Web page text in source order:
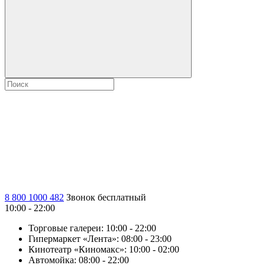
8 800 1000 482 Звонок бесплатный
10:00 - 22:00
Торговые галереи: 10:00 - 22:00
Гипермаркет «Лента»: 08:00 - 23:00
Кинотеатр «Киномакс»: 10:00 - 02:00
Автомойка: 08:00 - 22:00